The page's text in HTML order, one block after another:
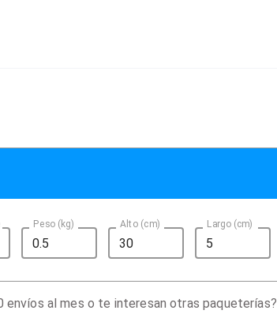
Peso (kg) Alto (cm) Largo (cm)
envíos al mes o te interesan otras paqueterías?